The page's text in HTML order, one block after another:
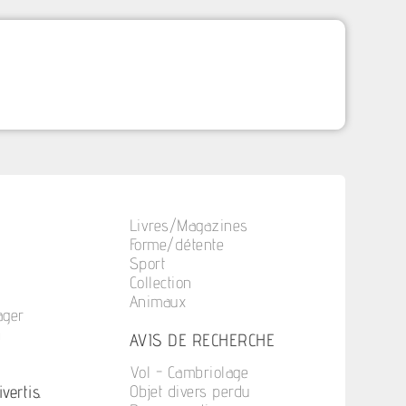
Livres/Magazines
Forme/détente
Sport
Collection
Animaux
AVIS DE RECHERCHE
Vol - Cambriolage
Objet divers perdu